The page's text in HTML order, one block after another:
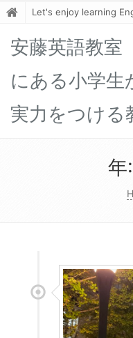
Let's enjoy learning
安藤英語教
にある小学生
実力をつける
年: